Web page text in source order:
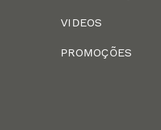
VIDEOS
PROMOÇÕES